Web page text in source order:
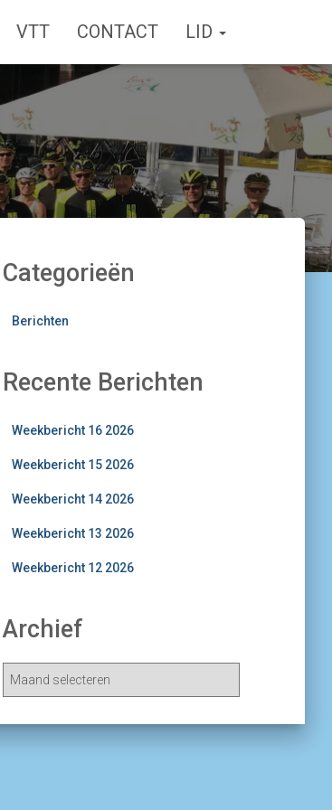
VTT CONTACT LID
Categorieën
Berichten
Recente Berichten
Weekbericht 16 2026
Weekbericht 15 2026
Weekbericht 14 2026
Weekbericht 13 2026
Weekbericht 12 2026
Archief
h